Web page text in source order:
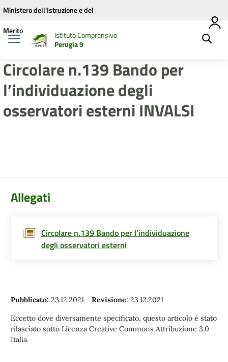
Vai ai contenuti
Vai al menu di navigazione
Vai al footer
Ministero dell'Istruzione e del
Merito
Istituto Comprensivo
Perugia 9
Circolare n.139 Bando per
l’individuazione degli
osservatori esterni INVALSI
Allegati
Circolare n.139 Bando per l'individuazione
degli osservatori esterni
Pubblicato: 23.12.2021 - Revisione: 23.12.2021
Eccetto dove diversamente specificato, questo articolo è stato
rilasciato sotto Licenza Creative Commons Attribuzione 3.0
Italia.